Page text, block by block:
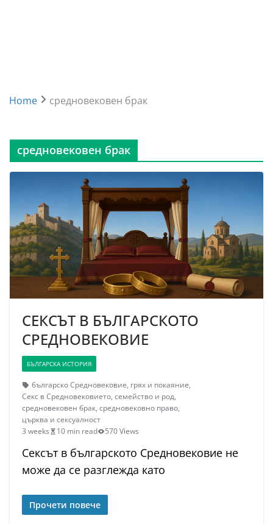
Home средновековен брак
средновековен брак
СЕКСЪТ В БЪЛГАРСКОТО
СРЕДНОВЕКОВИЕ
БЪЛГАРСКА ИСТОРИЯ
българско Средновековие, грях и покаяние,
Секс в Средновековието, семейство и род,
средновековен брак, средновековно право,
църква и сексуалност
3 weeks
10 min read 570 Views
Сексът в българското Средновековие не
може да се разглежда като
Прочети повече